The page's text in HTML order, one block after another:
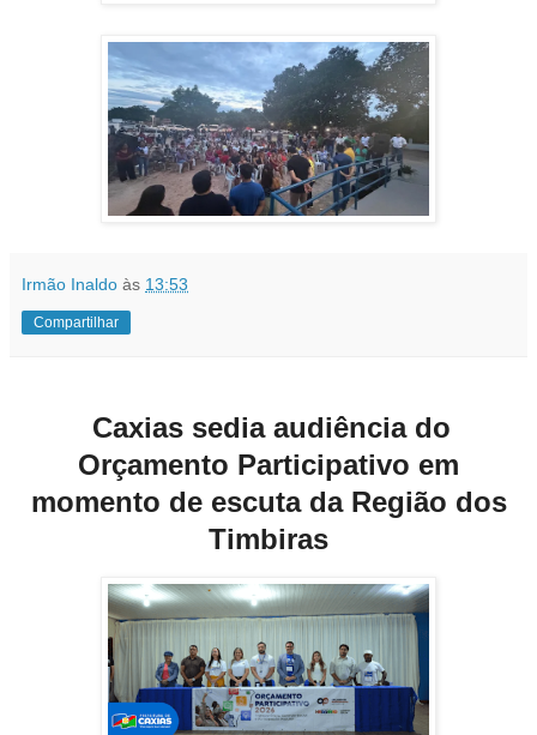
Irmão Inaldo às 13:53
Compartilhar
Caxias sedia audiência do
Orçamento Participativo em
momento de escuta da Região dos
Timbiras